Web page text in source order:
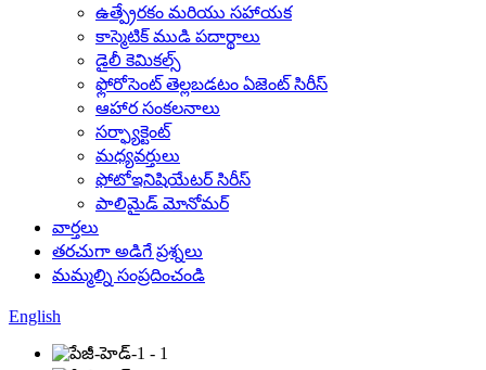
ఉత్ప్రేరకం మరియు సహాయక
కాస్మెటిక్ ముడి పదార్థాలు
డైలీ కెమికల్స్
ఫ్లోరోసెంట్ తెల్లబడటం ఏజెంట్ సిరీస్
ఆహార సంకలనాలు
సర్ఫ్యాక్టెంట్
మధ్యవర్తులు
ఫోటోఇనిషియేటర్ సిరీస్
పాలిమైడ్ మోనోమర్
వార్తలు
తరచుగా అడిగే ప్రశ్నలు
మమ్మల్ని సంప్రదించండి
English